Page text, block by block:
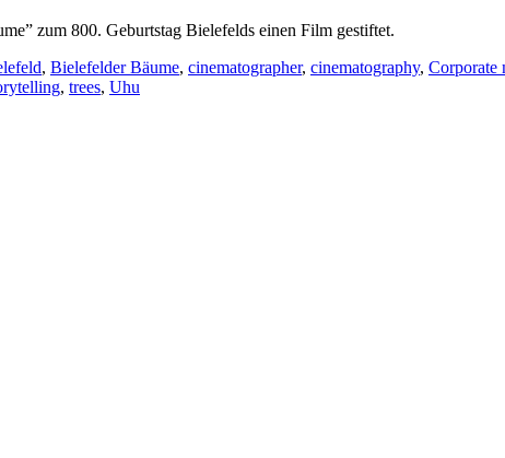
zum 800. Geburtstag Bielefelds einen Film gestiftet.
, Bielefelder Bäume, cinematographer, cinematography, Corporate
, trees, Uhu